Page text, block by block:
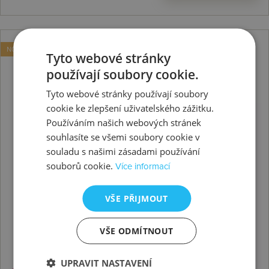
NOVINKA
Tyto webové stránky
používají soubory cookie.
Tyto webové stránky používají soubory
cookie ke zlepšení uživatelského zážitku.
Používáním našich webových stránek
souhlasíte se všemi soubory cookie v
souladu s našimi zásadami používání
souborů cookie.Více informací
VŠE PŘIJMOUT
VŠE ODMÍTNOUT
UPRAVIT NASTAVENÍ